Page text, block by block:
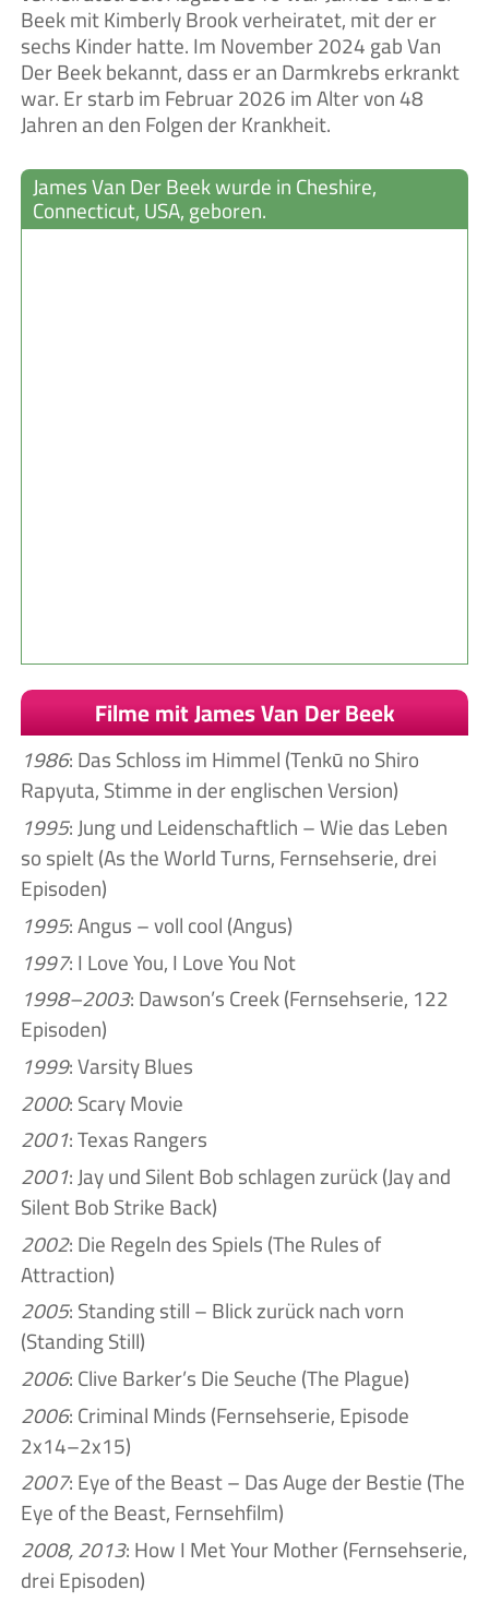
Beek mit Kimberly Brook verheiratet, mit der er
sechs Kinder hatte. Im November 2024 gab Van
Der Beek bekannt, dass er an Darmkrebs erkrankt
war. Er starb im Februar 2026 im Alter von 48
Jahren an den Folgen der Krankheit.
James Van Der Beek wurde in Cheshire,
Connecticut, USA, geboren.
Filme mit James Van Der Beek
1986: Das Schloss im Himmel (Tenkū no Shiro
Rapyuta, Stimme in der englischen Version)
1995: Jung und Leidenschaftlich – Wie das Leben
so spielt (As the World Turns, Fernsehserie, drei
Episoden)
1995: Angus – voll cool (Angus)
1997: I Love You, I Love You Not
1998–2003: Dawson’s Creek (Fernsehserie, 122
Episoden)
1999: Varsity Blues
2000: Scary Movie
2001: Texas Rangers
2001: Jay und Silent Bob schlagen zurück (Jay and
Silent Bob Strike Back)
2002: Die Regeln des Spiels (The Rules of
Attraction)
2005: Standing still – Blick zurück nach vorn
(Standing Still)
2006: Clive Barker’s Die Seuche (The Plague)
2006: Criminal Minds (Fernsehserie, Episode
2x14–2x15)
2007: Eye of the Beast – Das Auge der Bestie (The
Eye of the Beast, Fernsehfilm)
2008, 2013: How I Met Your Mother (Fernsehserie,
drei Episoden)